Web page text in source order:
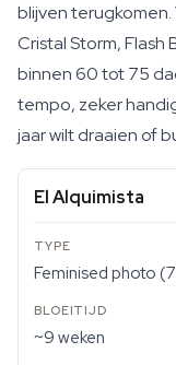
blijven
Cristal Storm, Flash
binnen 60 tot 75
tempo, zeker
jaar wilt draaien of
El Alquimista
Feminised photo
~9 weken